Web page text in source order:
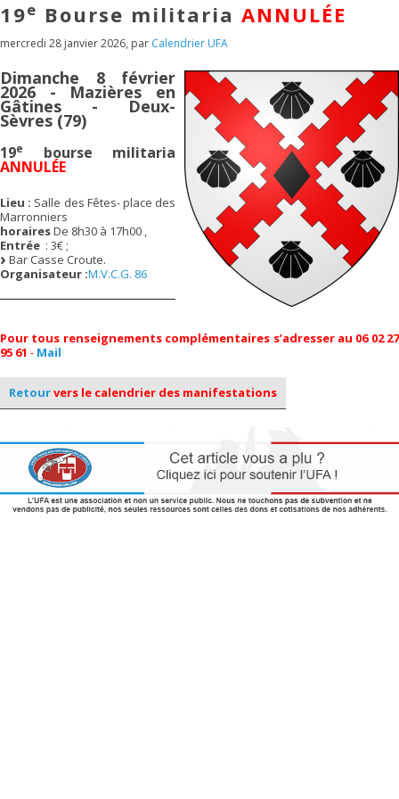
19e Bourse militaria ANNULÉE
mercredi 28 janvier 2026, par Calendrier UFA
Dimanche 8 février
2026 - Mazières en
Gâtines - Deux-
Sèvres (79)
19e bourse militaria
ANNULÉE
Lieu : Salle des Fêtes- place des
Marronniers
horairesDe 8h30 à 17h00 ,
Entrée : 3€ ;
Bar Casse Croute.
Organisateur :M.V.C.G. 86
Pour tous renseignements complémentaires s’adresser au 06 02 27
95 61 - Mail
Retourvers le calendrier des manifestations